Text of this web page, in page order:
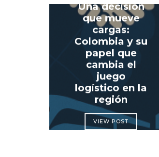
Una decisión
que mueve
cargas:
Colombia y su
papel que
cambia el
juego
logístico en la
región
VIEW POST